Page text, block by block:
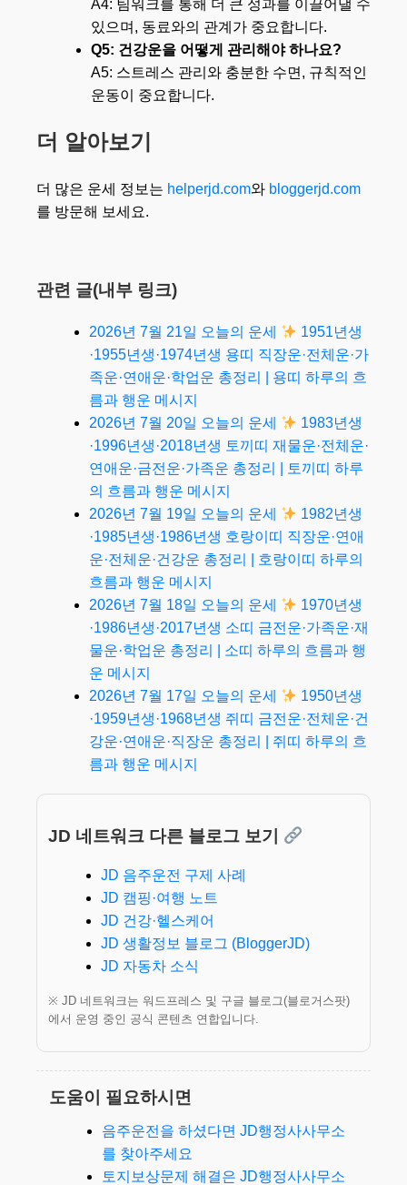
A4: 팀워크를 통해 더 큰 성과를 이끌어낼 수
있으며, 동료와의 관계가 중요합니다.
Q5: 건강운을 어떻게 관리해야 하나요?
A5: 스트레스 관리와 충분한 수면, 규칙적인
운동이 중요합니다.
더 알아보기
더 많은 운세 정보는 helperjd.com와 bloggerjd.com
를 방문해 보세요.
관련 글(내부 링크)
2026년 7월 21일 오늘의 운세
1951년생
·1955년생·1974년생 용띠 직장운·전체운·가
족운·연애운·학업운 총정리 | 용띠 하루의 흐
름과 행운 메시지
2026년 7월 20일 오늘의 운세
1983년생
·1996년생·2018년생 토끼띠 재물운·전체운·
연애운·금전운·가족운 총정리 | 토끼띠 하루
의 흐름과 행운 메시지
2026년 7월 19일 오늘의 운세
1982년생
·1985년생·1986년생 호랑이띠 직장운·연애
운·전체운·건강운 총정리 | 호랑이띠 하루의
흐름과 행운 메시지
2026년 7월 18일 오늘의 운세
1970년생
·1986년생·2017년생 소띠 금전운·가족운·재
물운·학업운 총정리 | 소띠 하루의 흐름과 행
운 메시지
2026년 7월 17일 오늘의 운세
1950년생
·1959년생·1968년생 쥐띠 금전운·전체운·건
강운·연애운·직장운 총정리 | 쥐띠 하루의 흐
름과 행운 메시지
JD 네트워크 다른 블로그 보기
JD 음주운전 구제 사례
JD 캠핑·여행 노트
JD 건강·헬스케어
JD 생활정보 블로그 (BloggerJD)
JD 자동차 소식
※ JD 네트워크는 워드프레스 및 구글 블로그(블로거스팟)
에서 운영 중인 공식 콘텐츠 연합입니다.
도움이 필요하시면
음주운전을 하셨다면 JD행정사사무소
를 찾아주세요
토지보상문제 해결은 JD행정사사무소